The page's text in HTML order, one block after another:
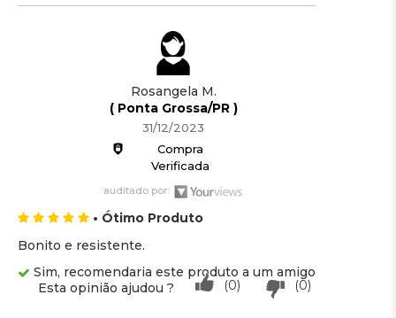
Rosangela M.
( Ponta Grossa/PR )
31/12/2023
Compra
Verificada
auditado por:
• Ótimo Produto
Bonito e resistente.
Sim, recomendaria este produto a um amigo
(0)
(0)
Esta opinião ajudou ?